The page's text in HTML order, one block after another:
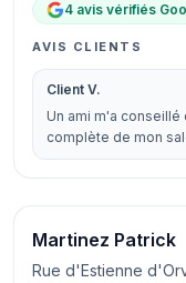
4 avis vérifiés
AVIS CLIENTS
Client V.
Un ami m'a
complète de mon
Martinez Patrick
Rue d'Estienne